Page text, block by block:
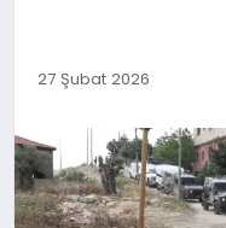
SPOR
TEKNOLOJI
27 Şubat 2026